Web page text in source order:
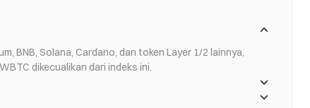
kondisi pasar dengan cepat:
BNB, Solana, Cardano, dan token Layer 1/2 lainnya,
dikecualikan dari indeks ini.